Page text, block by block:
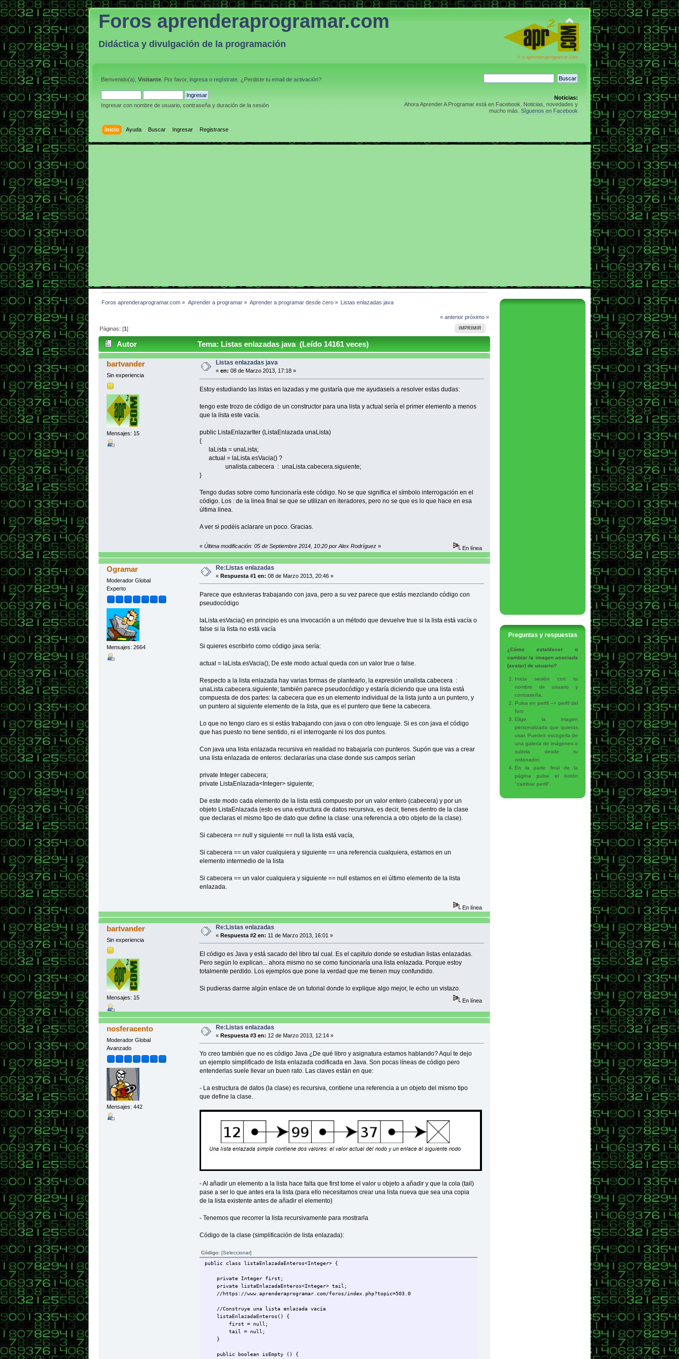
Foros aprenderaprogramar.com
Didáctica y divulgación de la programación
Ir a aprenderaprogramar.com
Bienvenido(a), Visitante . Por favor, ingresa o regístrate . ¿Perdiste tu email de activación?
Ingresar con nombre de usuario, contraseña y duración de la sesión
Noticias:
Ahora Aprender A Programar está en Facebook. Noticias, novedades y
mucho más. Síguenos en Facebook
Inicio Ayuda Buscar Ingresar Registrarse
Foros aprenderaprogramar.com » Aprender a programar» Aprender a programar desde cero» Listas enlazadas java
« anterior próximo »
IMPRIMIR
Páginas: [1]
Autor Tema: Listas enlazadas java (Leído 14161 veces)
bartvander
Sin experiencia
Mensajes: 15
Listas enlazadas java
« en: 08 de Marzo 2013, 17:18 »
Estoy estudiando las listas en lazadas y me gustaría que me ayudaseis a resolver estas dudas:
tengo este trozo de código de un constructor para una lista y actual sería el primer elemento a menos
que la lista este vacía.
public ListaEnlazarIter (ListaEnlazada unaLista)
{
laLista = unaLista;
actual = laLista.esVacia() ?
unalista.cabecera : unaLista.cabecera.siguiente;
}
Tengo dudas sobre como funcionaría este código. No se que significa el símbolo interrogación en el
código. Los : de la linea final se que se utilizan en iteradores, pero no se que es lo que hace en esa
última linea.
A ver si podéis aclarare un poco. Gracias.
« Última modificación: 05 de Septiembre 2014, 10:20 por Alex Rodríguez» En línea
Ogramar
Moderador Global
Experto
Mensajes: 2664
Re:Listas enlazadas
« Respuesta #1 en: 08 de Marzo 2013, 20:46 »
Parece que estuvieras trabajando con java, pero a su vez parece que estás mezclando código con
pseudocódigo
laLista.esVacia() en principio es una invocación a un método que devuelve true si la lista está vacía o
false si la lista no está vacía
Si quieres escribirlo como código java sería:
actual = laLista.esVacia(); De este modo actual queda con un valor true o false.
Respecto a la lista enlazada hay varias formas de plantearlo, la expresión unalista.cabecera :
unaLista.cabecera.siguiente; también parece pseudocódigo y estaría diciendo que una lista está
compuesta de dos partes: la cabecera que es un elemento individual de la lista junto a un puntero, y
un puntero al siguiente elemento de la lista, que es el puntero que tiene la cabecera.
Lo que no tengo claro es si estás trabajando con java o con otro lenguaje. Si es con java el código
que has puesto no tiene sentido, ni el interrogante ni los dos puntos.
Con java una lista enlazada recursiva en realidad no trabajaría con punteros. Supón que vas a crear
una lista enlazada de enteros: declararías una clase donde sus campos serían
private Integer cabecera;
private ListaEnlazada<Integer> siguiente;
De este modo cada elemento de la lista está compuesto por un valor entero (cabecera) y por un
objeto ListaEnlazada (esto es una estructura de datos recursiva, es decir, tienes dentro de la clase
que declaras el mismo tipo de dato que define la clase: una referencia a otro objeto de la clase).
Si cabecera == null y siguiente == null la lista está vacía,
Si cabecera == un valor cualquiera y siguiente == una referencia cualquiera, estamos en un
elemento intermedio de la lista
Si cabecera == un valor cualquiera y siguiente == null estamos en el último elemento de la lista
enlazada.
En línea
bartvander
Sin experiencia
Mensajes: 15
Re:Listas enlazadas
« Respuesta #2 en: 11 de Marzo 2013, 16:01 »
El código es Java y está sacado del libro tal cual. Es el capitulo donde se estudian listas enlazadas.
Pero según lo explican... ahora mismo no se como funcionaría una lista enlazada. Porque estoy
totalmente perdido. Los ejemplos que pone la verdad que me tienen muy confundido.
Si pudieras darme algún enlace de un tutorial donde lo explique algo mejor, le echo un vistazo.
En línea
nosferacento
Moderador Global
Avanzado
Mensajes: 442
Re:Listas enlazadas
« Respuesta #3 en: 12 de Marzo 2013, 12:14 »
Yo creo también que no es código Java ¿De qué libro y asignatura estamos hablando? Aquí te dejo
un ejemplo simplificado de lista enlazada codificada en Java. Son pocas líneas de código pero
entenderlas suele llevar un buen rato. Las claves están en que:
- La estructura de datos (la clase) es recursiva, contiene una referencia a un objeto del mismo tipo
que define la clase.
- Al añadir un elemento a la lista hace falta que first tome el valor u objeto a añadir y que la cola (tail)
pase a ser lo que antes era la lista (para ello necesitamos crear una lista nueva que sea una copia
de la lista existente antes de añadir el elemento)
- Tenemos que recorrer la lista recursivamente para mostrarla
Código de la clase (simplificación de lista enlazada):
Código: [Seleccionar]
public class listaEnlazadaEnteros<Integer> {
private Integer first;
private listaEnlazadaEnteros<Integer> tail;
//https://www.aprenderaprogramar.com/foros/index.php?topic=503.0
//Construye una lista enlazada vacía
listaEnlazadaEnteros() {
first = null;
tail = null;
}
public boolean isEmpty () {
Preguntas y respuestas
¿Cómo establecer o
cambiar la imagen asociada
(avatar) de usuario?
Inicia sesión con tu
nombre de usuario y
contraseña.
Pulsa en perfil --> perfil del
foro
Elige la imagen
personalizada que quieras
usar. Puedes escogerla de
una galería de imágenes o
subirla desde tu
ordenador.
En la parte final de la
página pulsa el botón
"cambiar perfil".